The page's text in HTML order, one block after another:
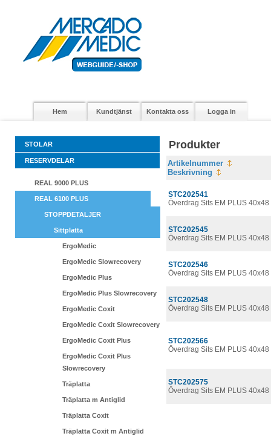
Hem Kundtjänst Kontakta oss Logga in
STOLAR
RESERVDELAR
REAL 9000 PLUS
REAL 6100 PLUS
STOPPDETALJER
Sittplatta
ErgoMedic
ErgoMedic Slowrecovery
ErgoMedic Plus
ErgoMedic Plus Slowrecovery
ErgoMedic Coxit
ErgoMedic Coxit Slowrecovery
ErgoMedic Coxit Plus
ErgoMedic Coxit Plus
Slowrecovery
Träplatta
Träplatta m Antiglid
Träplatta Coxit
Träplatta Coxit m Antiglid
Produkter
Artikelnummer
Beskrivning
STC202541
Överdrag Sits EM PLUS
STC202545
Överdrag Sits EM PLUS
STC202546
Överdrag Sits EM PLUS
STC202548
Överdrag Sits EM PLUS
STC202566
Överdrag Sits EM PLUS
STC202575
Överdrag Sits EM PLUS